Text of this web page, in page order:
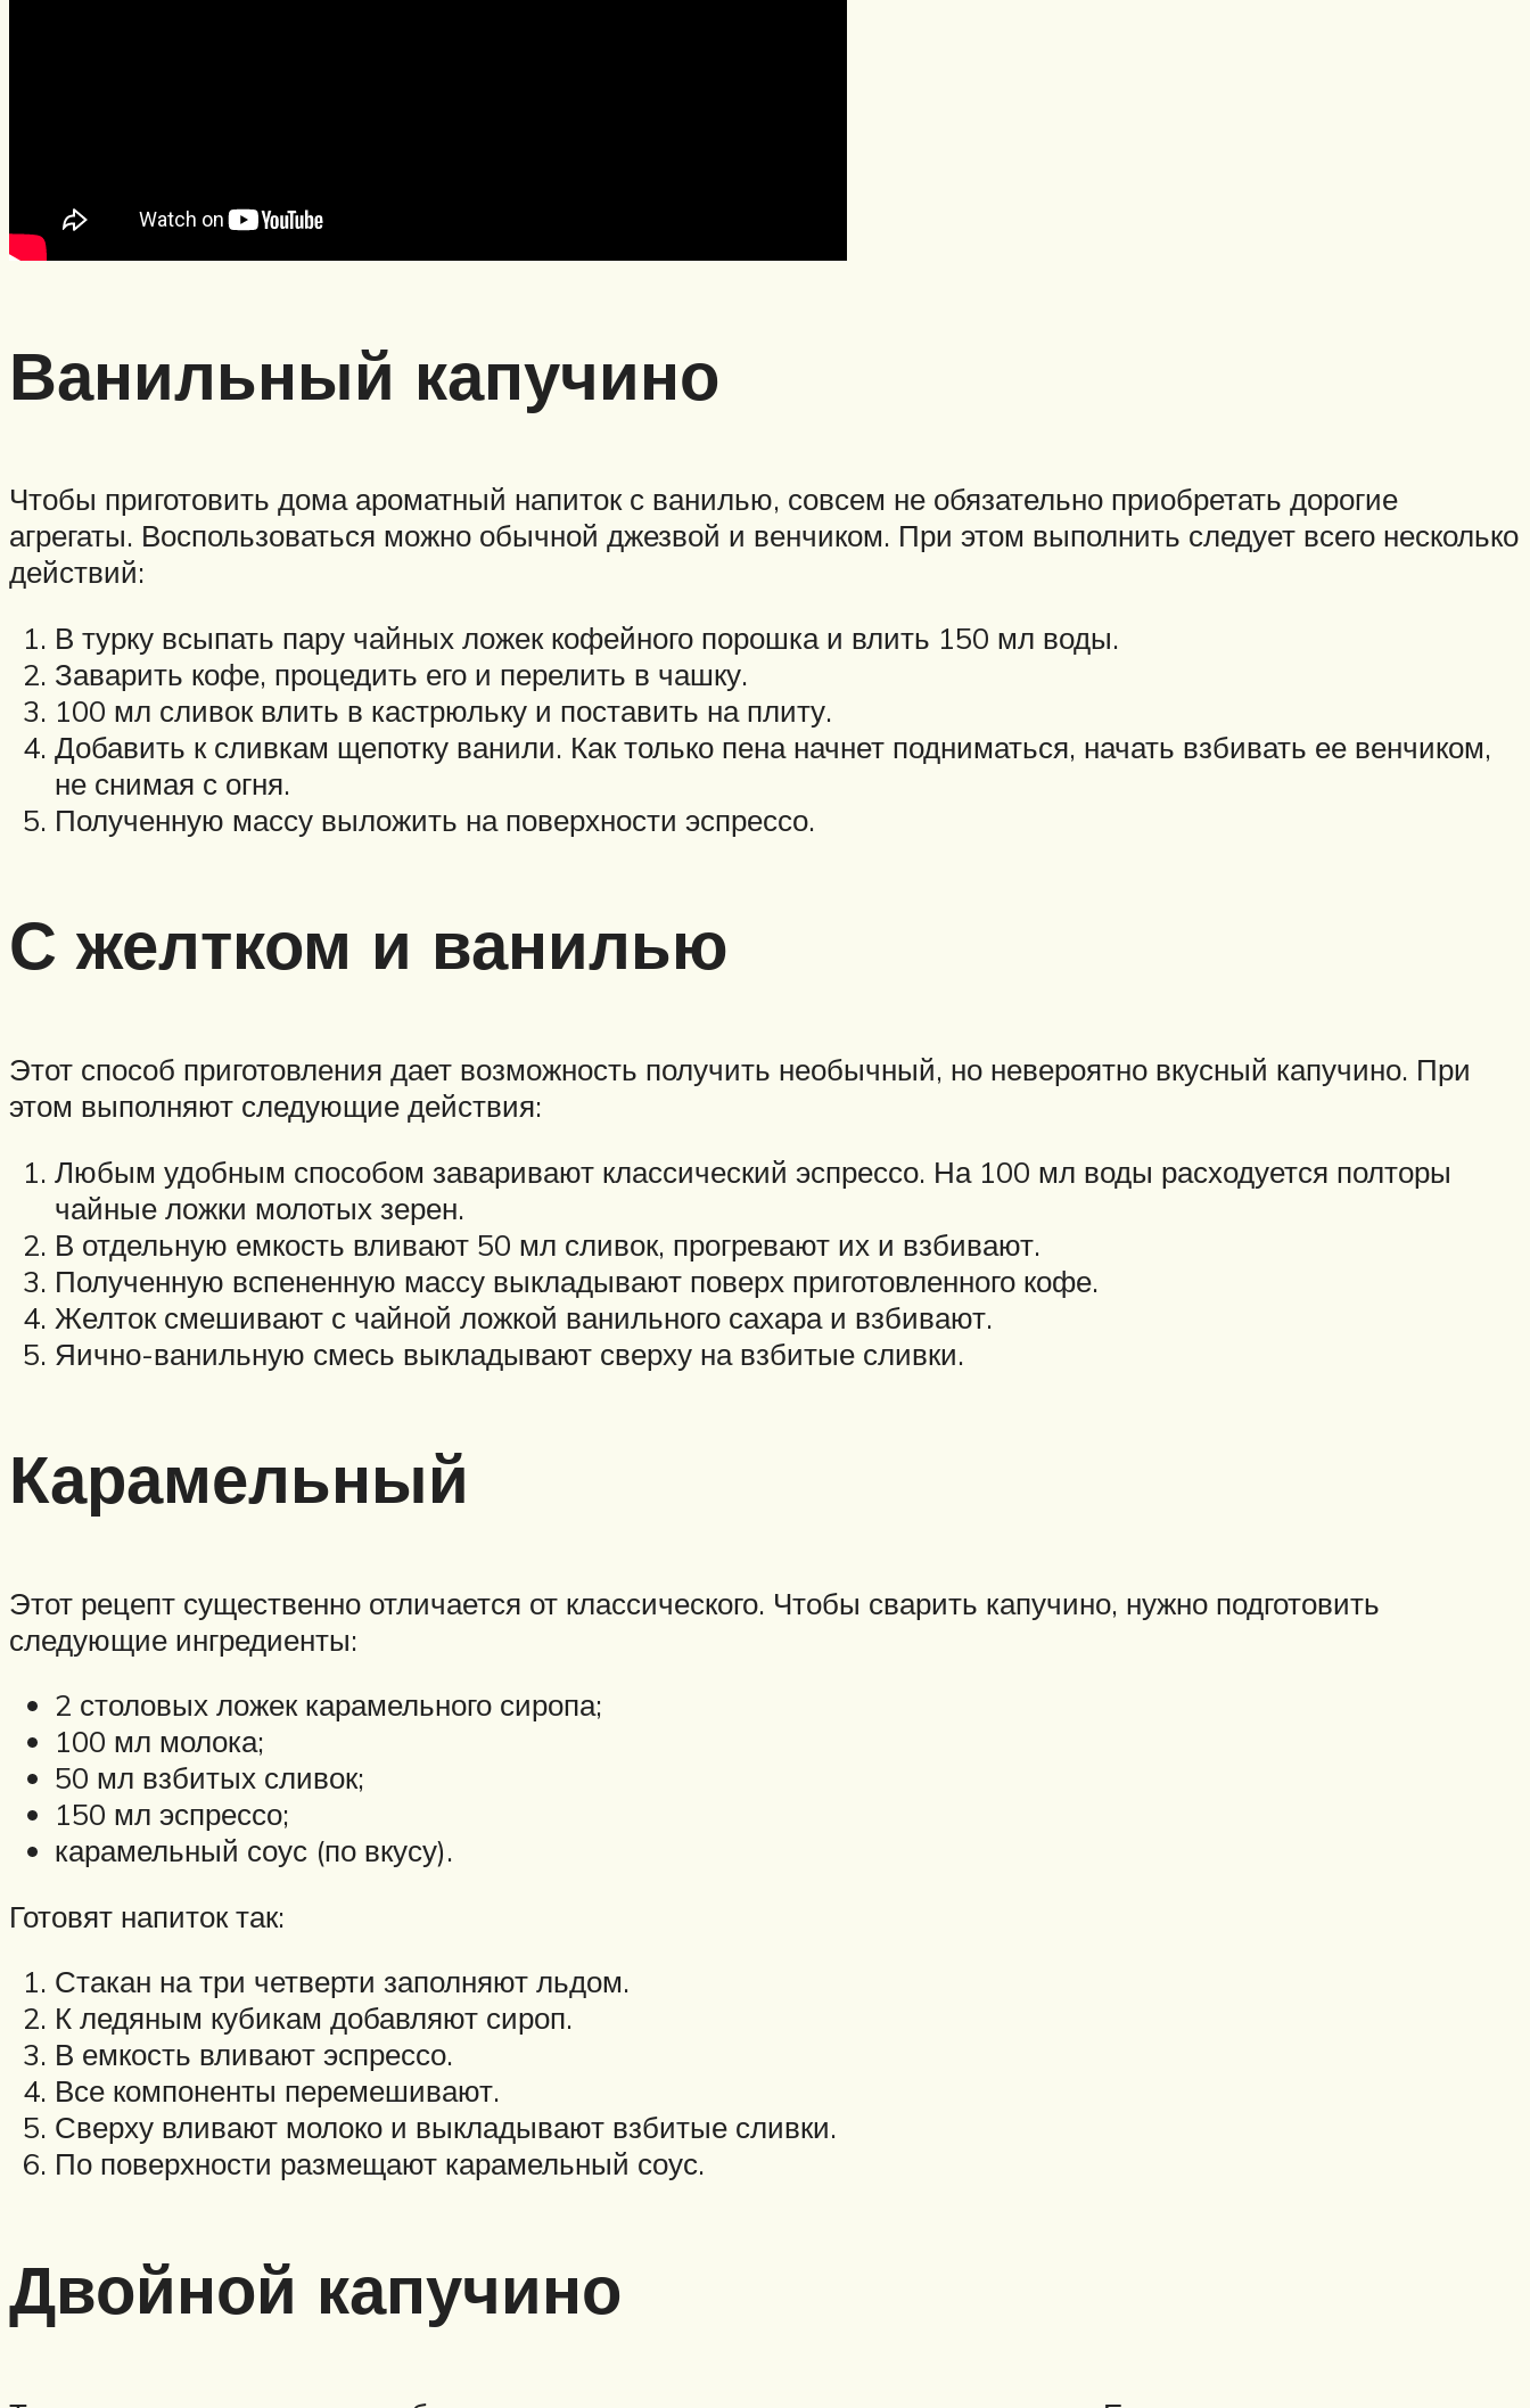
Ванильный капучино
Чтобы приготовить дома ароматный напиток с ванилью, совсем не обязательно приобретать дорогие
агрегаты. Воспользоваться можно обычной джезвой и венчиком. При этом выполнить следует всего несколько
действий:
В турку всыпать пару чайных ложек кофейного порошка и влить 150 мл воды.
Заварить кофе, процедить его и перелить в чашку.
100 мл сливок влить в кастрюльку и поставить на плиту.
Добавить к сливкам щепотку ванили. Как только пена начнет подниматься, начать взбивать ее венчиком,
не снимая с огня.
Полученную массу выложить на поверхности эспрессо.
С желтком и ванилью
Этот способ приготовления дает возможность получить необычный, но невероятно вкусный капучино. При
этом выполняют следующие действия:
Любым удобным способом заваривают классический эспрессо. На 100 мл воды расходуется полторы
чайные ложки молотых зерен.
В отдельную емкость вливают 50 мл сливок, прогревают их и взбивают.
Полученную вспененную массу выкладывают поверх приготовленного кофе.
Желток смешивают с чайной ложкой ванильного сахара и взбивают.
Яично-ванильную смесь выкладывают сверху на взбитые сливки.
Карамельный
Этот рецепт существенно отличается от классического. Чтобы сварить капучино, нужно подготовить
следующие ингредиенты:
2 столовых ложек карамельного сиропа;
100 мл молока;
50 мл взбитых сливок;
150 мл эспрессо;
карамельный соус (по вкусу).
Готовят напиток так:
Стакан на три четверти заполняют льдом.
К ледяным кубикам добавляют сироп.
В емкость вливают эспрессо.
Все компоненты перемешивают.
Сверху вливают молоко и выкладывают взбитые сливки.
По поверхности размещают карамельный соус.
Двойной капучино